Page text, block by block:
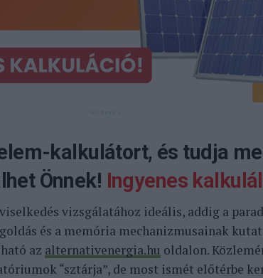
kalkulátort, és tudja
Önnek! Ingyenes
vizsgálatához ideális, addig a
és a memória mechanizmusainak
az alternativenergia.hu oldalon.
“sztárja”, de most ismét előtérbe